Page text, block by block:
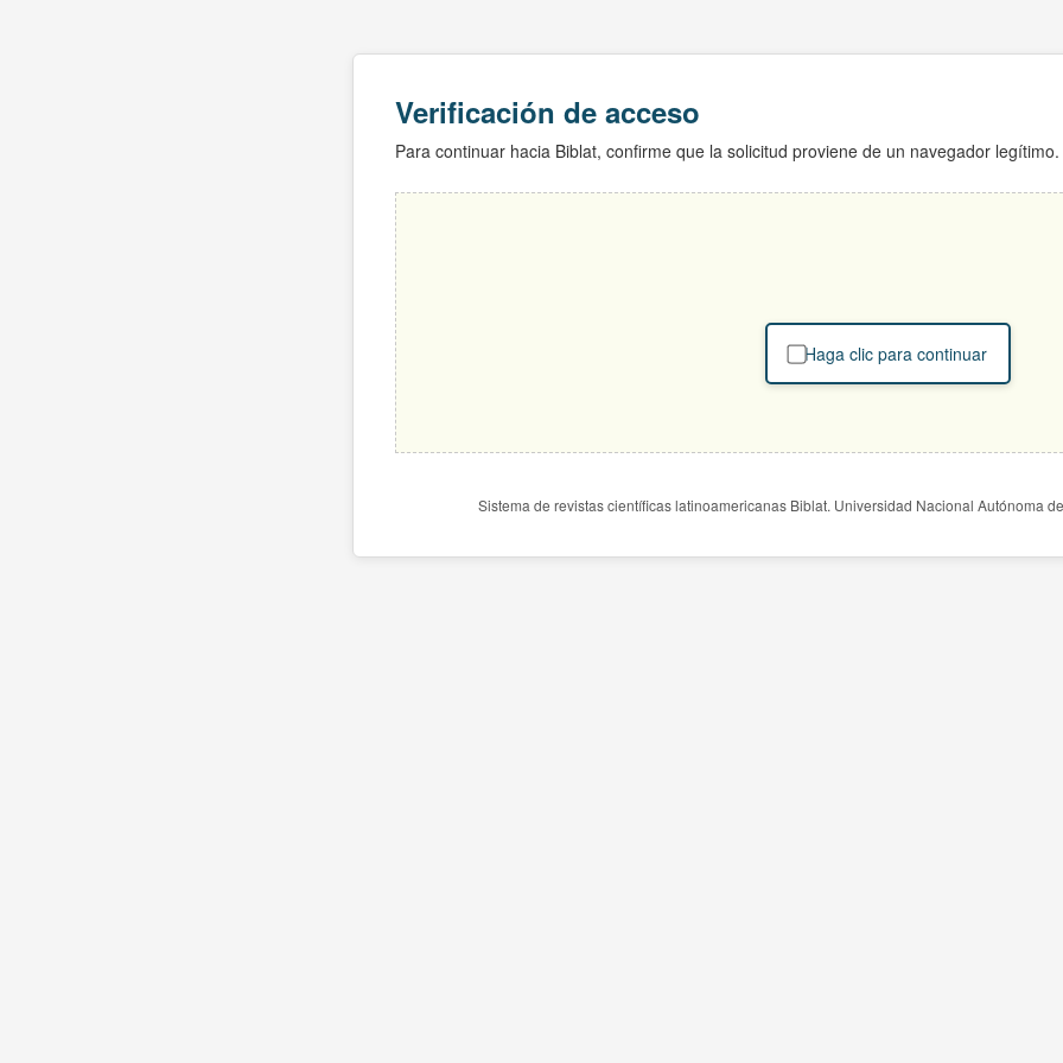
Verificación de acceso
Para continuar hacia Biblat, confirme que la solicitud proviene de un navegador legítimo.
Haga clic para continuar
Sistema de revistas científicas latinoamericanas Biblat. Universidad Nacional Autónoma